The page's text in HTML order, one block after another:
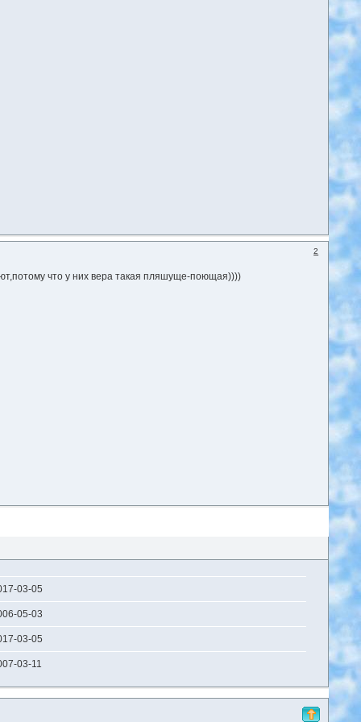
2
что у них вера такая пляшуще-поющая))))
03-05
05-03
03-05
03-11